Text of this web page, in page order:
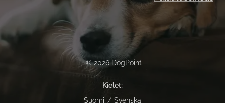
© 2026 DogPoint
Kielet
Suomi
Svenska